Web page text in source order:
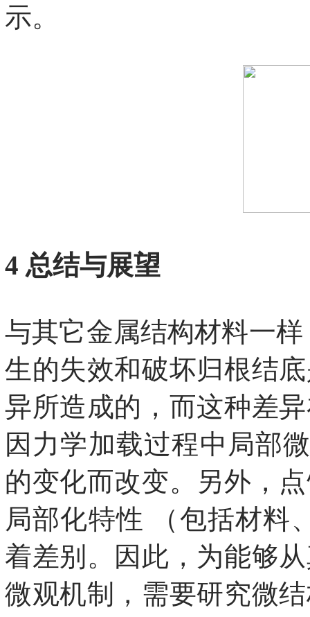
示。
4 总结与展望
与其它金属结构材料一
生的失效和破坏归根结
异所造成的，而这种差
因力学加载过程中局部
的变化而改变。另外，
局部化特性 （包括材料
着差别。因此，为能够
微观机制，需要研究微